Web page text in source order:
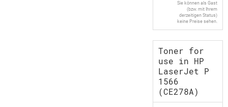
Sie können als Gast
(bzw. mit Ihrem
derzeitigen Status)
keine Preise sehen.
Toner for
use in HP
LaserJet P
1566
(CE278A)